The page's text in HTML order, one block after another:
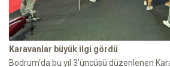
Karavanlar büyük ilgi gördü
Bodrum’da bu yıl 3’üncüsü düzenlenen